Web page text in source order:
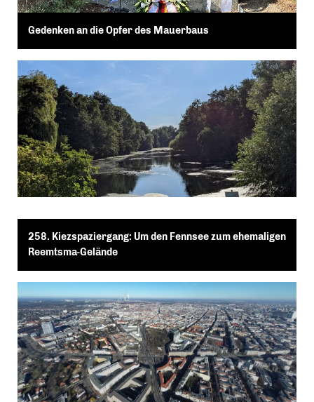
Gedenken an die Opfer des Mauerbaus
258. Kiezspaziergang: Um den Fennsee zum ehemaligen
Reemtsma-Gelände